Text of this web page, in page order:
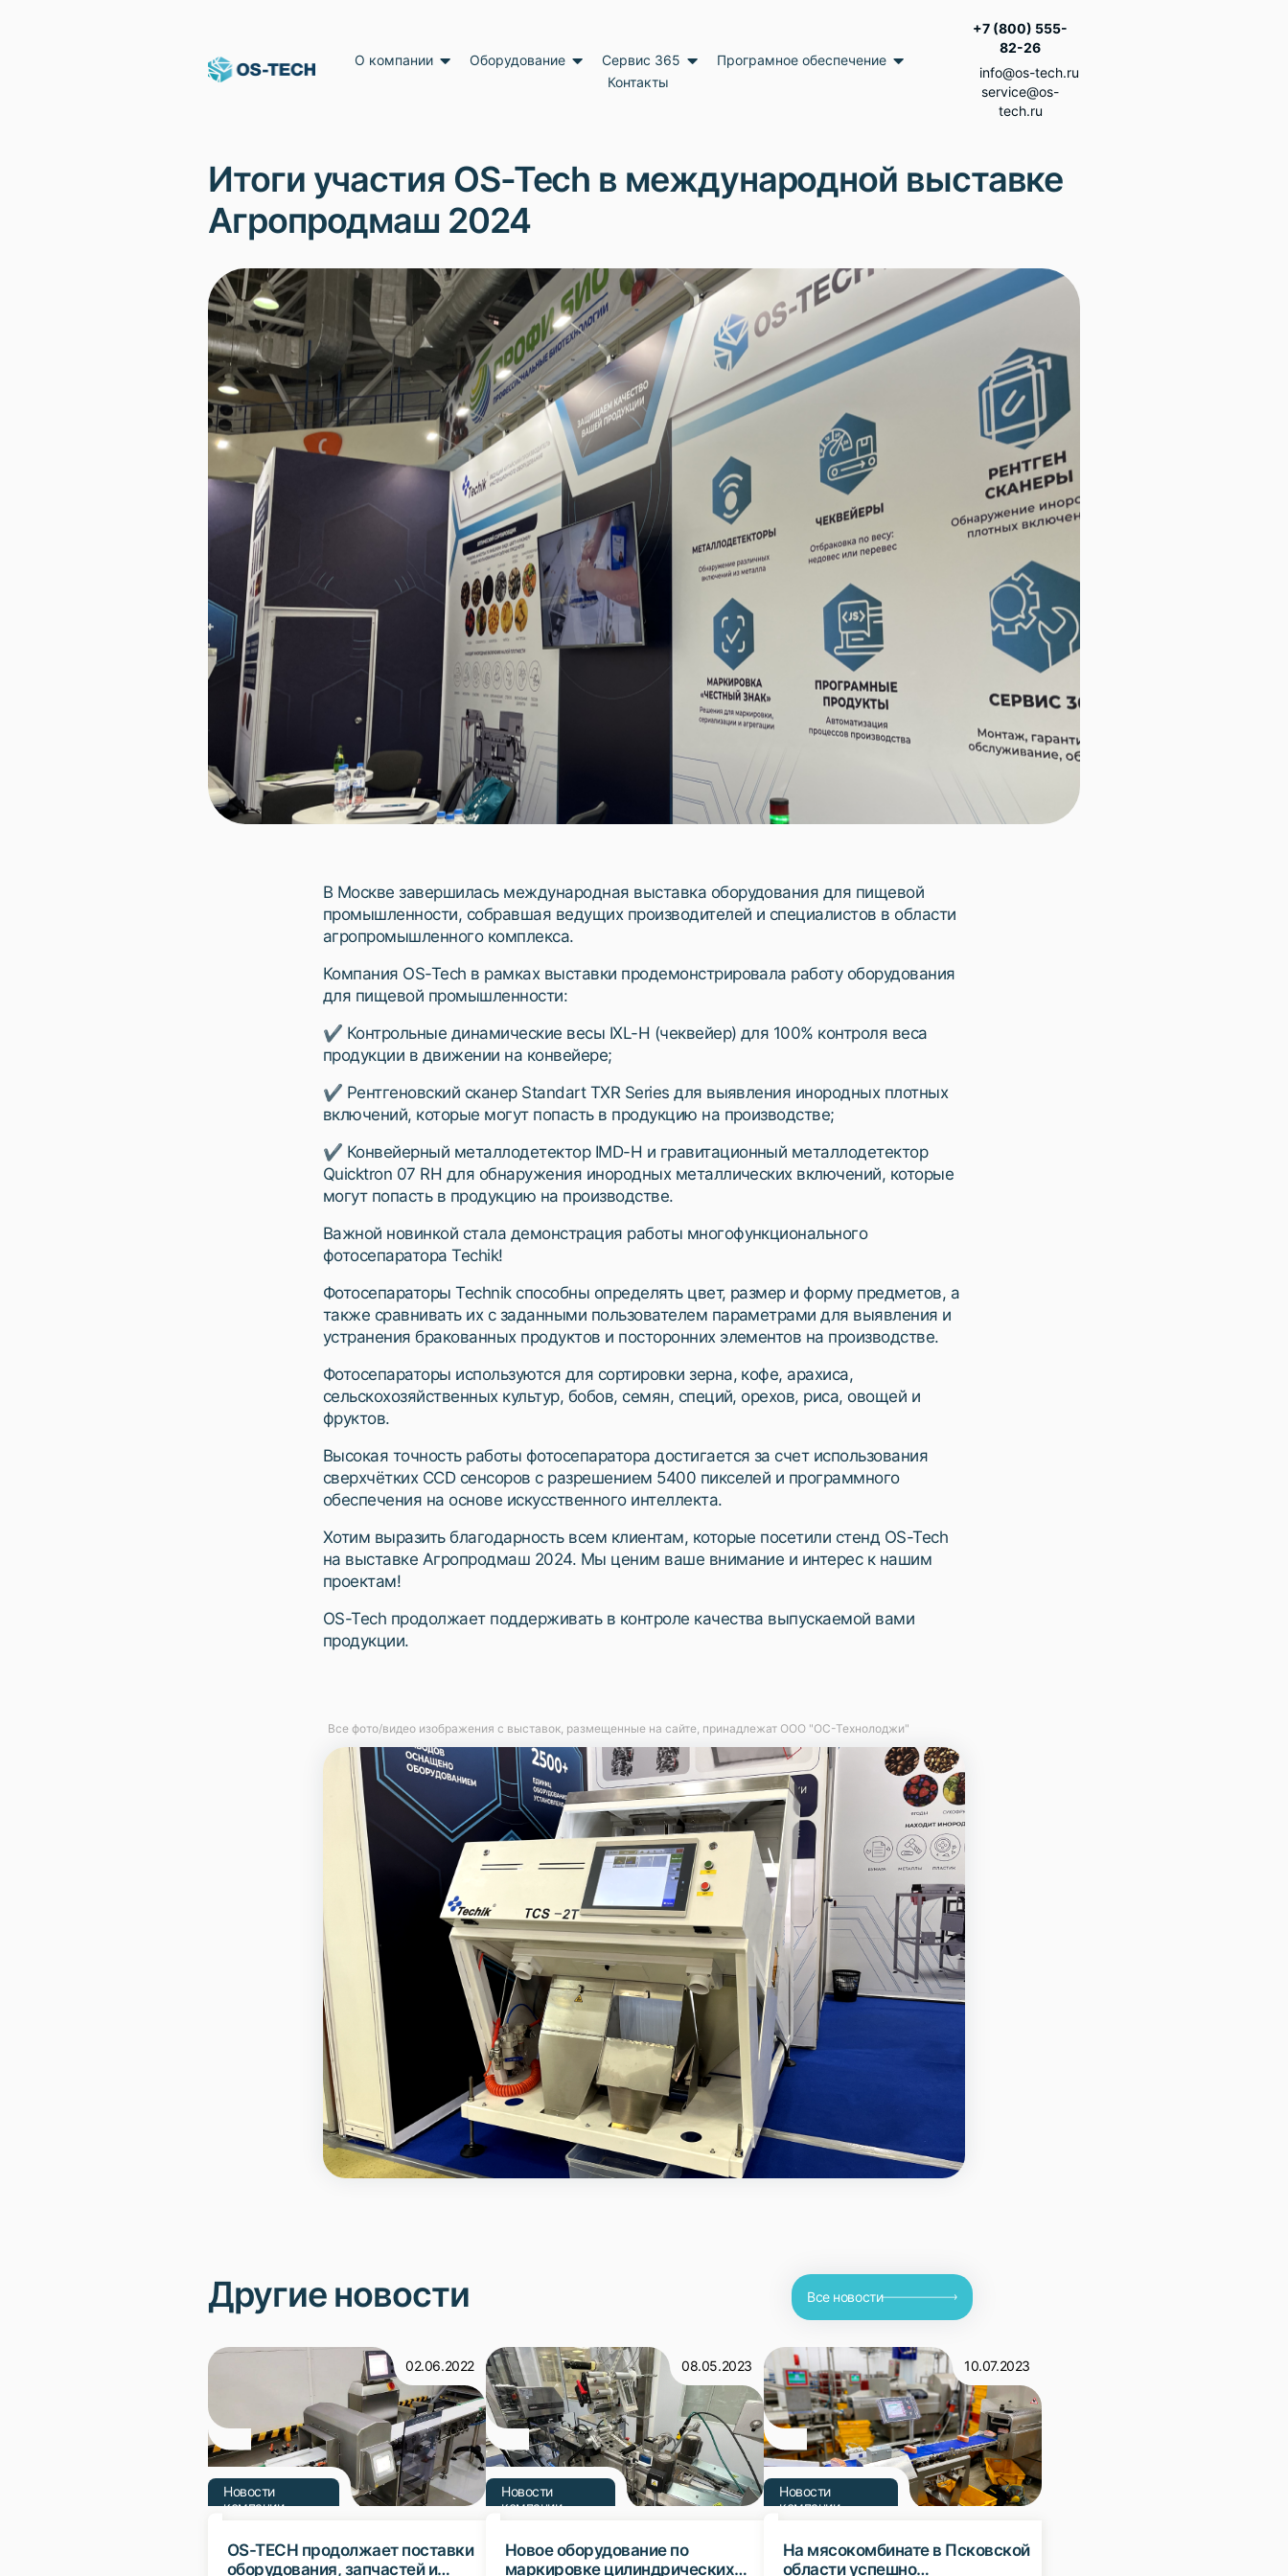
О компании Оборудование Сервис 365
Програмное обеспечение
Контакты
+7 (800) 555-
82-26
info@os-tech.ru
service@os-
tech.ru
Итоги участия OS-Tech в международной выставке
Агропродмаш 2024
В Москве завершилась международная выставка оборудования для пищевой
промышленности, собравшая ведущих производителей и специалистов в области
агропромышленного комплекса.
Компания OS-Tech в рамках выставки продемонстрировала работу оборудования
для пищевой промышленности:
✔ Контрольные динамические весы IXL-H (чеквейер) для 100% контроля веса
продукции в движении на конвейере;
✔ Рентгеновский сканер Standart TXR Series для выявления инородных плотных
включений, которые могут попасть в продукцию на производстве;
✔ Конвейерный металлодетектор IMD-H и гравитационный металлодетектор
Quicktron 07 RH для обнаружения инородных металлических включений, которые
могут попасть в продукцию на производстве.
Важной новинкой стала демонстрация работы многофункционального
фотосепаратора Techik!
Фотосепараторы Technik способны определять цвет, размер и форму предметов, а
также сравнивать их с заданными пользователем параметрами для выявления и
устранения бракованных продуктов и посторонних элементов на производстве.
Фотосепараторы используются для сортировки зерна, кофе, арахиса,
сельскохозяйственных культур, бобов, семян, специй, орехов, риса, овощей и
фруктов.
Высокая точность работы фотосепаратора достигается за счет использования
сверхчётких CCD сенсоров с разрешением 5400 пикселей и программного
обеспечения на основе искусственного интеллекта.
Хотим выразить благодарность всем клиентам, которые посетили стенд OS-Tech
на выставке Агропродмаш 2024. Мы ценим ваше внимание и интерес к нашим
проектам!
OS-Tech продолжает поддерживать в контроле качества выпускаемой вами
продукции.
Все фото/видео изображения с выставок, размещенные на сайте, принадлежат ООО "ОС-Технолоджи"
Другие новости Все новости
Новости
компании
02.06.2022
OS-TECH продолжает поставки
оборудования, запчастей и
Новости
компании
08.05.2023
Новое оборудование по
маркировке цилиндрических
Новости
компании
10.07.2023
На мясокомбинате в Псковской
области успешно